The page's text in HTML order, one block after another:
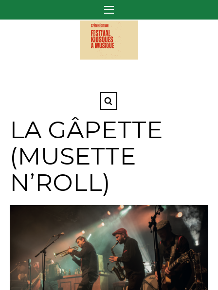
LA GÂPETTE
(MUSETTE
N’ROLL)